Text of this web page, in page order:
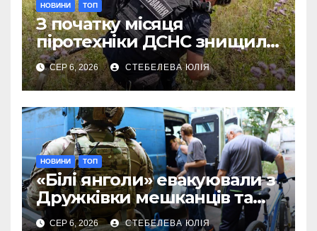
НОВИНИ ТОП
З початку місяця
піротехніки ДСНС знищили
18 вибухонебезпечних
предметів
СЕР 6, 2026 СТЕБЕЛЕВА ЮЛІЯ
НОВИНИ ТОП
«Білі янголи» евакуювали з
Дружківки мешканців та
їхніх домашніх улюбленців
СЕР 6, 2026 СТЕБЕЛЕВА ЮЛІЯ